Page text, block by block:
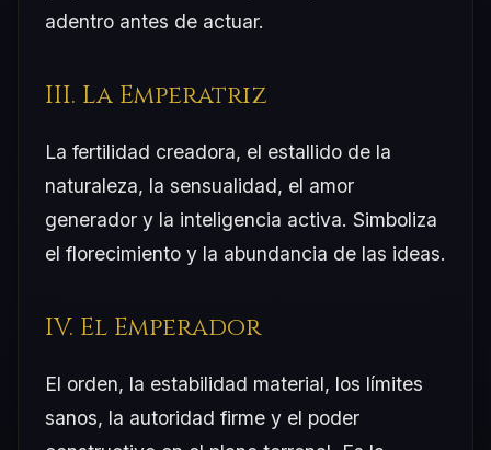
adentro antes de actuar.
III. La Emperatriz
La fertilidad creadora, el estallido de la
naturaleza, la sensualidad, el amor
generador y la inteligencia activa. Simboliza
el florecimiento y la abundancia de las ideas.
IV. El Emperador
El orden, la estabilidad material, los límites
sanos, la autoridad firme y el poder